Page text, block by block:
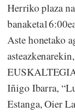
Herriko plaza
Aste honetako
Iñigo Ibarra,
Estanga, Oier